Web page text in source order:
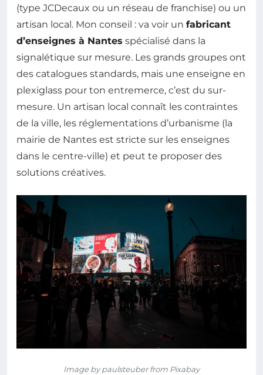
(type JCDecaux ou un réseau de franchise) ou un
artisan local. Mon conseil : va voir un fabricant
d’enseignes à Nantes spécialisé dans la
signalétique sur mesure. Les grands groupes ont
des catalogues standards, mais une enseigne en
plexiglass pour ton entremerce, c’est du sur-
mesure. Un artisan local connaît les contraintes
de la ville, les réglementations d’urbanisme (la
mairie de Nantes est stricte sur les enseignes
dans le centre-ville) et peut te proposer des
solutions créatives.
Image by paulsteuber from Pixabay